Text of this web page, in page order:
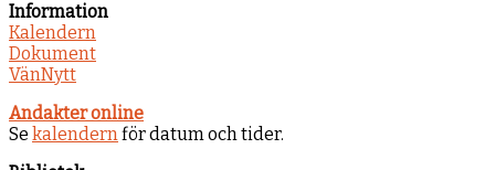
Information
Kalendern
Dokument
VänNytt
Andakter online
Se kalendernför datum och tider.